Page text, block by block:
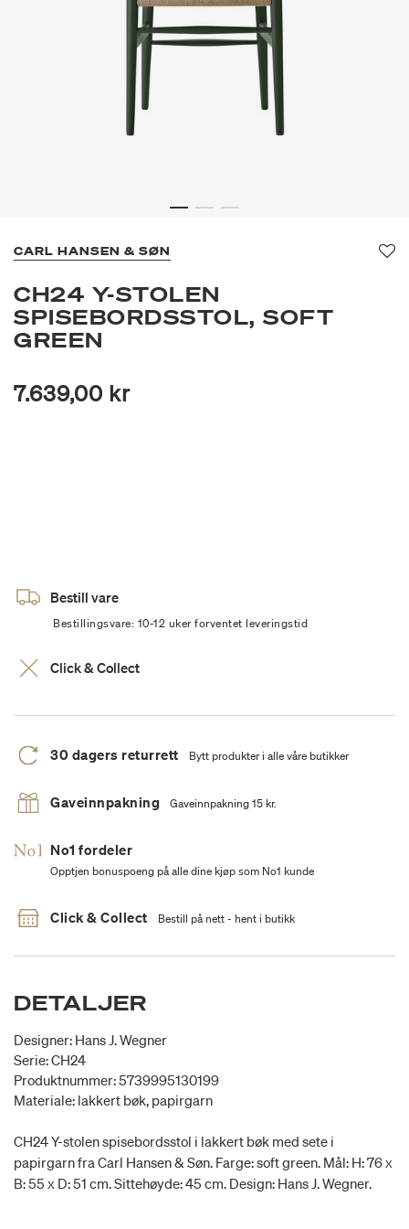
CARL HANSEN & SØN
CH24 Y-STOLEN
SPISEBORDSSTOL, SOFT
GREEN
7.639,00 kr
Bestill vare
Bestillingsvare: 10-12 uker forventet leveringstid
Click & Collect
30 dagers returrett Bytt produkter i alle våre butikker
Gaveinnpakning Gaveinnpakning 15 kr.
No1 fordeler
Opptjen bonuspoeng på alle dine kjøp som No1 kunde
Click & Collect Bestill på nett - hent i butikk
DETALJER
Designer: Hans J. Wegner
Serie: CH24
Produktnummer: 5739995130199
Materiale: lakkert bøk, papirgarn
CH24 Y-stolen spisebordsstol i lakkert bøk med sete i
papirgarn fra Carl Hansen & Søn. Farge: soft green. Mål: H: 76 x
B: 55 x D: 51 cm. Sittehøyde: 45 cm. Design: Hans J. Wegner.